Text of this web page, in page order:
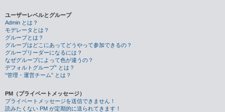
ユーザーレベルとグループ
Admin とは？
モデレータとは？
グループとは？
グループはどこにあってどうやって参加できるの？
グループリーダーになるには？
なぜグループによって色が違うの？
デフォルトグループ” とは？
“管理・運営チーム” とは？
PM（プライベートメッセージ）
プライベートメッセージを送信できません！
読みたくない PM が定期的に送られてきます！